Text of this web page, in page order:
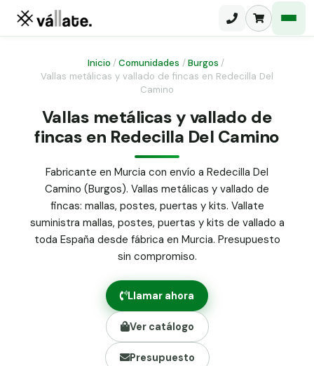
Malla electrosoldada
Malla ganadera
Malla triple torsión
Panel malla H.
Puerta abatible dos hojas
Puerta acceso peatonal
Poste malla Hércules
Poste malla simple torsión
Alambre de espino galvanizado
Alambre liso galvanizado
Malla ocultación 70 g/m² verde
Abrazadera PVC malla H.
Grapa malla H.
Grapadora
Inicio /Comunidades / Burgos /
Vallas metálicas y vallado de fincas en Redecilla Del
Camino
Vallas metálicas y vallado de
fincas en Redecilla Del Camino
Fabricante en Murcia con envío a Redecilla Del
Camino (Burgos). Vallas metálicas y vallado de
fincas: mallas, postes, puertas y kits. Vallate
suministra mallas, postes, puertas y kits de vallado a
toda España desde fábrica en Murcia. Presupuesto
sin compromiso.
Llamar ahora
Ver catálogo
Presupuesto